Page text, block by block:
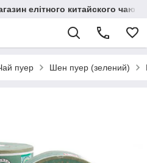
елітного китайского чаю.
пуер Шен пуер (зелений)